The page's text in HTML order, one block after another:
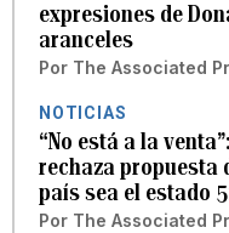
expresiones de
aranceles
Por The Associated
NOTICIAS
“No está a la
rechaza propuesta
país sea el estado
Por The Associated